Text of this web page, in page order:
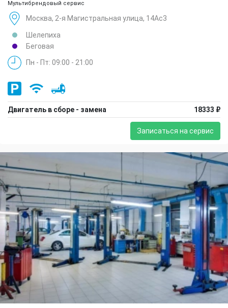
Мультибрендовый сервис
Москва, 2-я Магистральная улица, 14Ас3
Шелепиха
Беговая
Пн - Пт: 09:00 - 21:00
Двигатель в сборе - замена 18333 ₽
Записаться на сервис